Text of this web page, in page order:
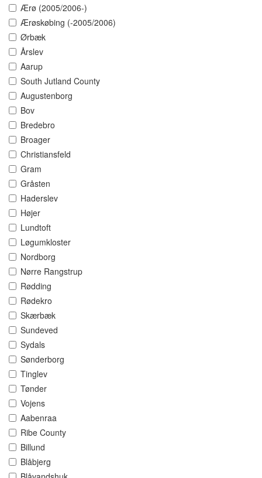
Ærø (2005/2006-)
Ærøskøbing (-2005/2006)
Ørbæk
Årslev
Aarup
South Jutland County
Augustenborg
Bov
Bredebro
Broager
Christiansfeld
Gram
Gråsten
Haderslev
Højer
Lundtoft
Løgumkloster
Nordborg
Nørre Rangstrup
Rødding
Rødekro
Skærbæk
Sundeved
Sydals
Sønderborg
Tinglev
Tønder
Vojens
Aabenraa
Ribe County
Billund
Blåbjerg